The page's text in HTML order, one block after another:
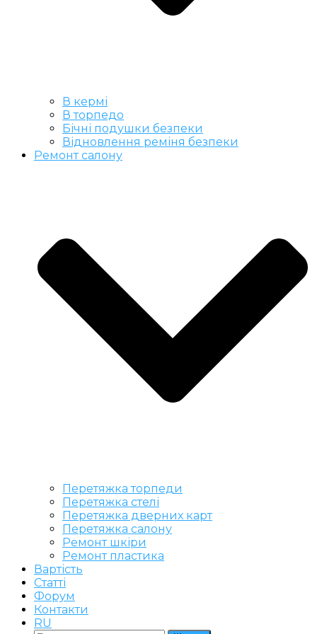
В кермі
В торпедо
Бічні подушки безпеки
Відновлення реміня безпеки
Ремонт салону
Перетяжка торпеди
Перетяжка стелі
Перетяжка дверних карт
Перетяжка салону
Ремонт шкіри
Ремонт пластика
Вартість
Статті
Форум
Контакти
RU